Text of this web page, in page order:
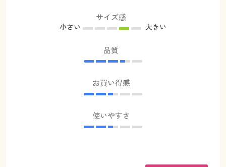
サイズ感
小さい 大きい
品質
お買い得感
使いやすさ